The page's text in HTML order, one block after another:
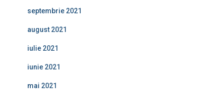
septembrie 2021
august 2021
iulie 2021
iunie 2021
mai 2021